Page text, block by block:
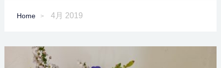
Home 4月 2019